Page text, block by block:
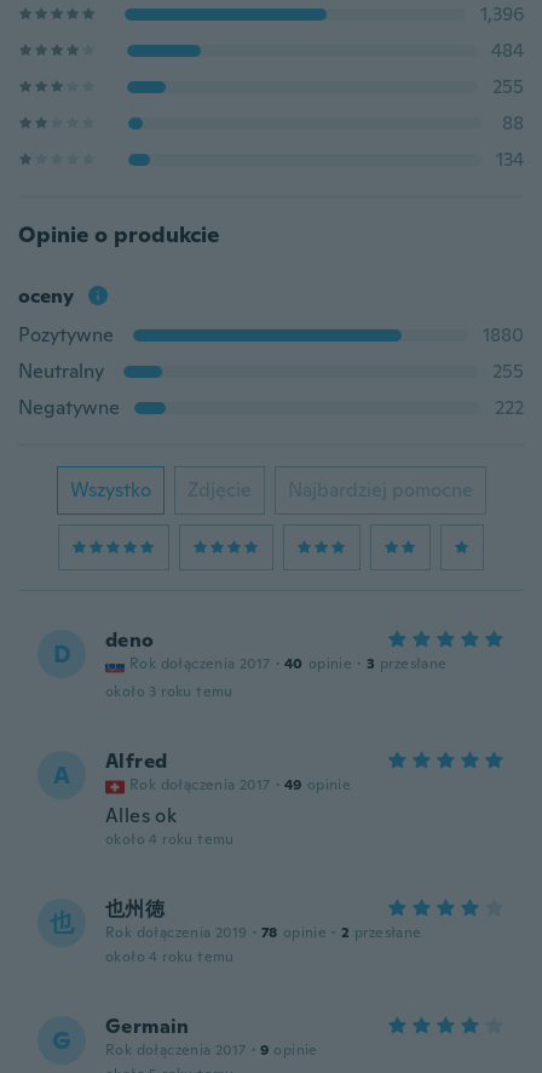
1,396
484
255
88
134
Opinie o produkcie
oceny
Pozytywne
1880
Neutralny
255
Negatywne
222
Wszystko Zdjęcie Najbardziej pomocne
D deno
Rok dołączenia 2017 · 40 opinie · 3 przesłane
około 3 roku temu
A Alfred
Rok dołączenia 2017 · 49 opinie
Alles ok
około 4 roku temu
也 也州徳
Rok dołączenia 2019 · 78 opinie · 2 przesłane
około 4 roku temu
G Germain
Rok dołączenia 2017 · 9 opinie